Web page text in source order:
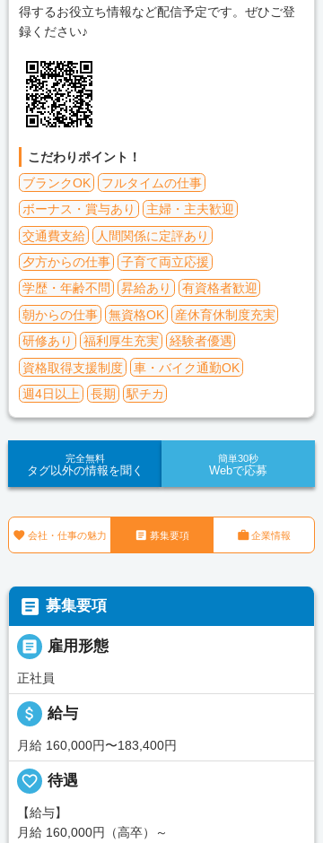
得するお役立ち情報など配信予定です。ぜひご登
録ください♪
こだわりポイント！
ブランクOK
フルタイムの仕事
ボーナス・賞与あり
主婦・主夫歓迎
交通費支給
人間関係に定評あり
夕方からの仕事
子育て両立応援
学歴・年齢不問
昇給あり
有資格者歓迎
朝からの仕事
無資格OK
産休育休制度充実
研修あり
福利厚生充実
経験者優遇
資格取得支援制度
車・バイク通勤OK
週4日以上
長期 駅チカ
完全無料
タグ以外の情報を聞く
簡単30秒
Webで応募
 会社・仕事の魅力  募集要項 企業情報
 募集要項
 雇用形態
正社員
attach_money 給与
月給 160,000円〜183,400円
favorite_border 待遇
【給与】
月給 160,000円（高卒）～